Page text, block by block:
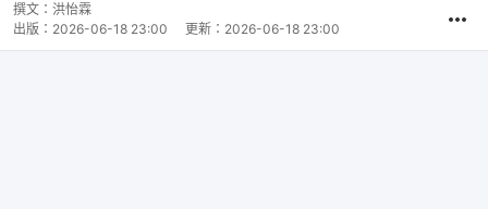
撰文： 洪怡霖
出版： 2026-06-18 23:00 更新： 2026-06-18 23:00